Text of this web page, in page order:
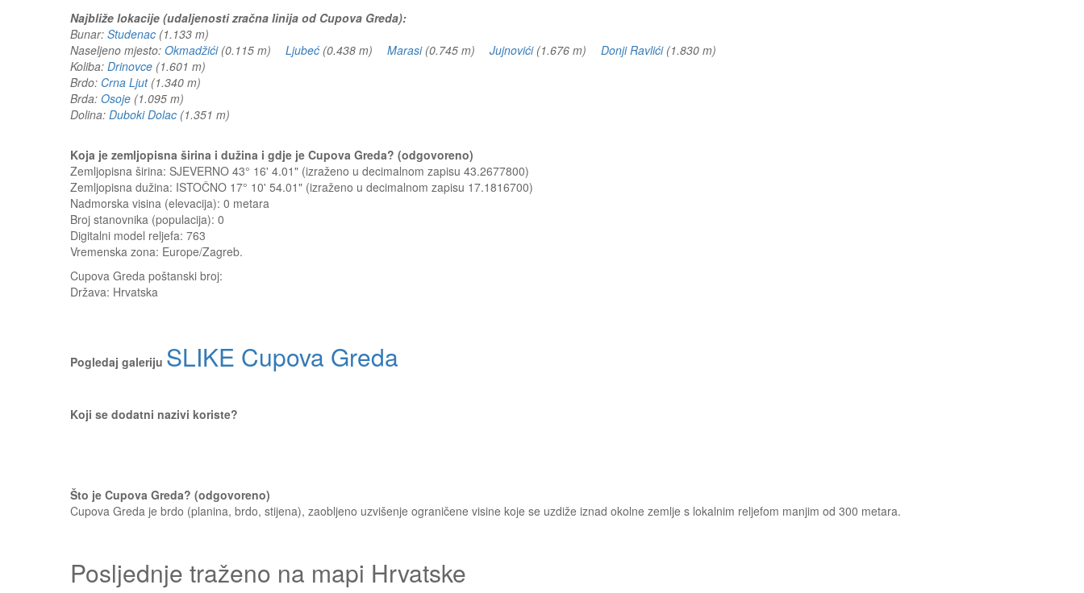
Najbliže lokacije (udaljenosti zračna linija od Cupova Greda):
Bunar: Studenac (1.133 m)
Naseljeno mjesto: Okmadžići(0.115 m) Ljubeć (0.438 m) Marasi(0.745 m) Jujnovići(1.676 m) Donji Ravlići(1.830 m)
Koliba: Drinovce (1.601 m)
Brdo: Crna Ljut(1.340 m)
Brda: Osoje (1.095 m)
Dolina: Duboki Dolac (1.351 m)
Koja je zemljopisna širina i dužina i gdje je Cupova Greda? (odgovoreno)
Zemljopisna širina: SJEVERNO 43° 16' 4.01" (izraženo u decimalnom zapisu 43.2677800)
Zemljopisna dužina: ISTOČNO 17° 10' 54.01" (izraženo u decimalnom zapisu 17.1816700)
Nadmorska visina (elevacija): 0 metara
Broj stanovnika (populacija): 0
Digitalni model reljefa: 763
Vremenska zona: Europe/Zagreb.
Cupova Greda poštanski broj:
Država: Hrvatska
Pogledaj galeriju SLIKE Cupova Greda
Koji se dodatni nazivi koriste?
Što je Cupova Greda? (odgovoreno)
Cupova Greda je brdo (planina, brdo, stijena), zaobljeno uzvišenje ograničene visine koje se uzdiže iznad okolne zemlje s lokalnim reljefom manjim od 300 metara.
Posljednje traženo na mapi Hrvatske